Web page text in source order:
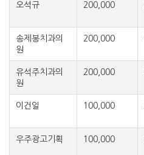
오석규 200,000
송제봉치과의
원
200,000
유석주치과의
원
200,000
이건일 100,000
우주광고기획 100,000